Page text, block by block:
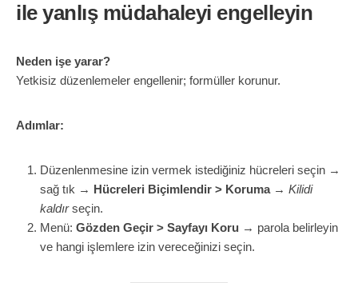
ile yanlış müdahaleyi engelleyin
Neden işe yarar?
Yetkisiz düzenlemeler engellenir; formüller korunur.
Adımlar:
Düzenlenmesine izin vermek istediğiniz hücreleri seçin →
sağ tık → Hücreleri Biçimlendir > Koruma→ Kilidi
kaldırseçin.
Menü: Gözden Geçir > Sayfayı Koru → parola belirleyin
ve hangi işlemlere izin vereceğinizi seçin.